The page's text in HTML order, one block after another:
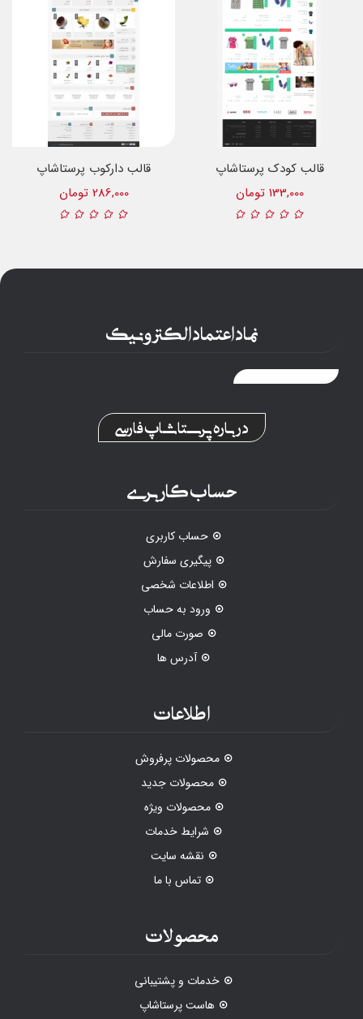
قالب دارکوب پرستاشاپ
286,000 تومان
قالب کودک پرستاشاپ
133,000 تومان
نماد اعتماد الکترونیک
درباره پرستاشاپ فارسی
حساب کاربری
حساب کاربری
پیگیری سفارش
اطلاعات شخصی
ورود به حساب
صورت مالی
آدرس ها
اطلاعات
محصولات پرفروش
محصولات جدید
محصولات ویژه
شرایط خدمات
نقشه سایت
تماس با ما
محصولات
خدمات و پشتیبانی
هاست پرستاشاپ